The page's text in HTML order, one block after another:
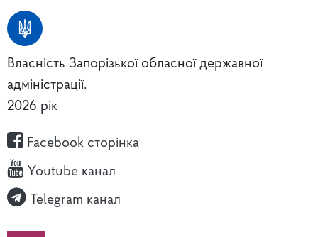
Власність Запорізької обласної державної
адміністрації.
2026 рік
Facebook сторінка
Youtube канал
Telegram канал